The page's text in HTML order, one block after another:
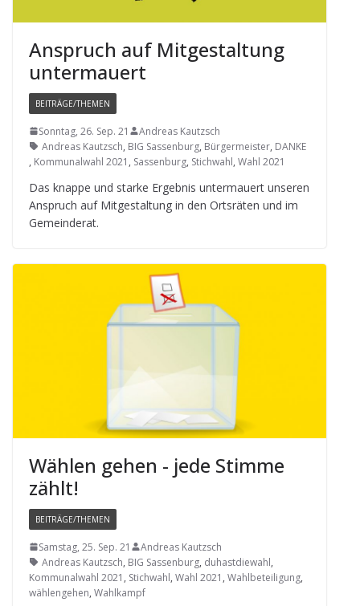
Anspruch auf Mit­ge­stal­tung
untermauert
BEITRÄGE/THEMEN
Sonntag, 26. Sep. 21
Andreas Kautzsch
Andreas Kautzsch, BIG Sassenburg, Bürgermeister, DANKE
, Kommunalwahl 2021 , Sassenburg, Stichwahl, Wahl 2021
Das knappe und starke Ergeb­nis unter­mau­ert unse­ren
Anspruch auf Mit­ge­stal­tung in den Orts­rä­ten und im
Gemeinderat.
Wäh­len gehen - jede Stimme
zählt!
BEITRÄGE/THEMEN
Samstag, 25. Sep. 21
Andreas Kautzsch
Andreas Kautzsch, BIG Sassenburg, duhastdiewahl,
Kommunalwahl 2021 , Stichwahl, Wahl 2021 , Wahlbeteiligung,
wählengehen, Wahlkampf